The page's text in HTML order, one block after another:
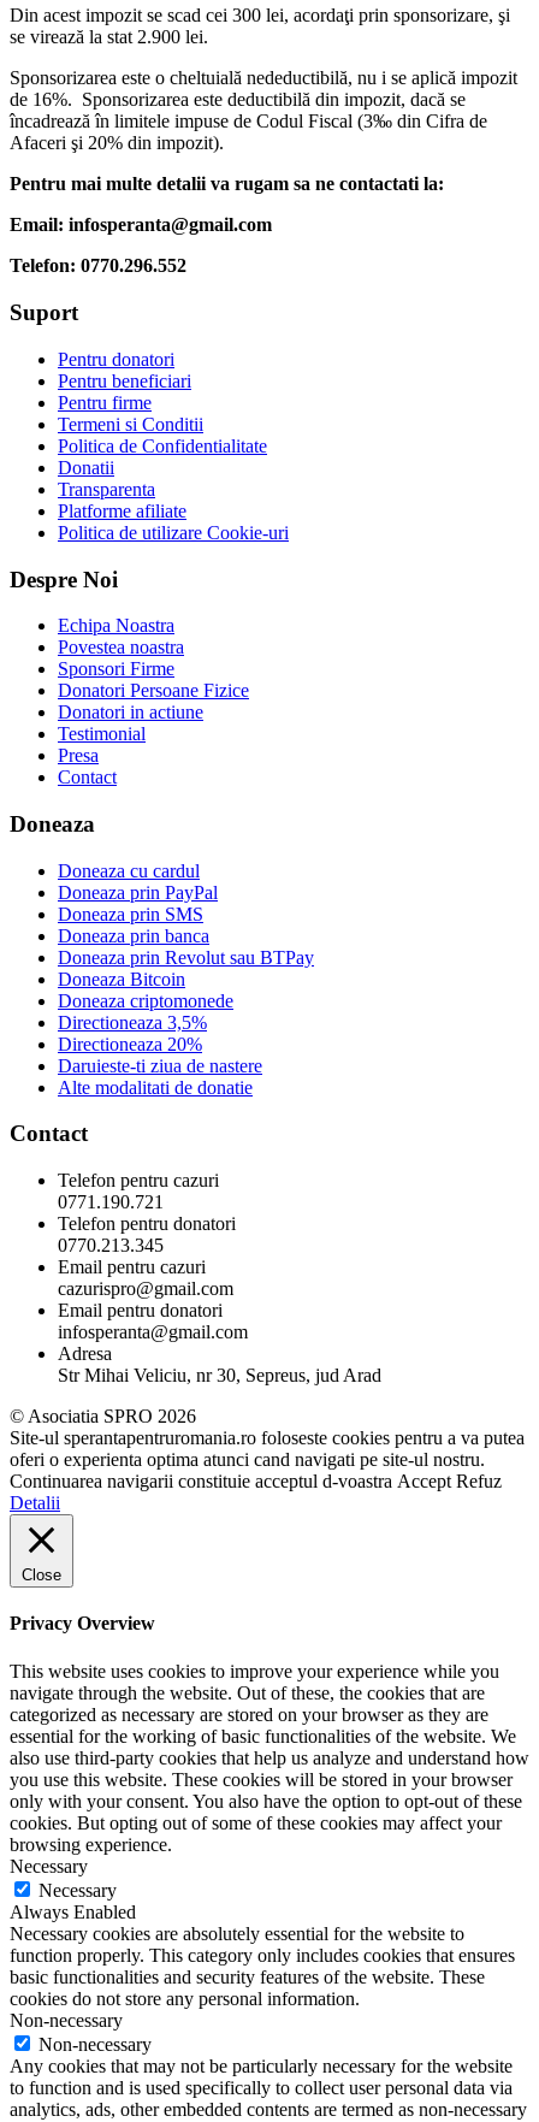
Din acest impozit se scad cei 300 lei, acordaţi prin sponsorizare, şi
se virează la stat 2.900 lei.
Sponsorizarea este o cheltuială nedeductibilă, nu i se aplică impozit
de 16%. Sponsorizarea este deductibilă din impozit, dacă se
încadrează în limitele impuse de Codul Fiscal (3‰ din Cifra de
Afaceri şi 20% din impozit).
Pentru mai multe detalii va rugam sa ne contactati la:
Email: infosperanta@gmail.com
Telefon: 0770.296.552
Suport
Pentru donatori
Pentru beneficiari
Pentru firme
Termeni si Conditii
Politica de Confidentialitate
Donatii
Transparenta
Platforme afiliate
Politica de utilizare Cookie-uri
Despre Noi
Echipa Noastra
Povestea noastra
Sponsori Firme
Donatori Persoane Fizice
Donatori in actiune
Testimonial
Presa
Contact
Doneaza
Doneaza cu cardul
Doneaza prin PayPal
Doneaza prin SMS
Doneaza prin banca
Doneaza prin Revolut sau BTPay
Doneaza Bitcoin
Doneaza criptomonede
Directioneaza 3,5%
Directioneaza 20%
Daruieste-ti ziua de nastere
Alte modalitati de donatie
Contact
Telefon pentru cazuri
0771.190.721
Telefon pentru donatori
0770.213.345
Email pentru cazuri
cazurispro@gmail.com
Email pentru donatori
infosperanta@gmail.com
Adresa
Str Mihai Veliciu, nr 30, Sepreus, jud Arad
© Asociatia SPRO 2026
Site-ul sperantapentruromania.ro foloseste cookies pentru a va putea
oferi o experienta optima atunci cand navigati pe site-ul nostru.
Continuarea navigarii constituie acceptul d-voastra Accept Refuz
Detalii
Close
Privacy Overview
This website uses cookies to improve your experience while you
navigate through the website. Out of these, the cookies that are
categorized as necessary are stored on your browser as they are
essential for the working of basic functionalities of the website. We
also use third-party cookies that help us analyze and understand how
you use this website. These cookies will be stored in your browser
only with your consent. You also have the option to opt-out of these
cookies. But opting out of some of these cookies may affect your
browsing experience.
Necessary
Necessary
Always Enabled
Necessary cookies are absolutely essential for the website to
function properly. This category only includes cookies that ensures
basic functionalities and security features of the website. These
cookies do not store any personal information.
Non-necessary
Non-necessary
Any cookies that may not be particularly necessary for the website
to function and is used specifically to collect user personal data via
analytics, ads, other embedded contents are termed as non-necessary